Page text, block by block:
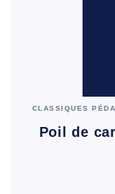
CLASSIQUES
Poil de